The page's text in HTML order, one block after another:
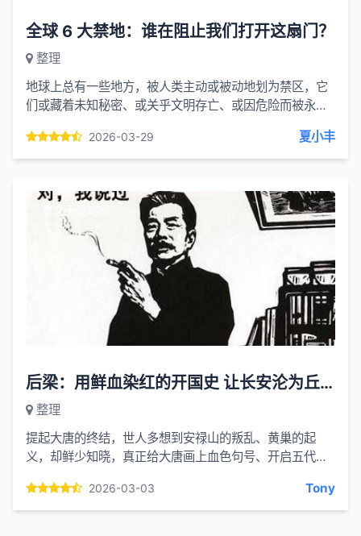
全球 6 大禁地：谁在阻止我们打开这扇门？
整理
地球上总有一些地方，被人类主动或被动地划为禁区，它
们或藏着未知秘密、或关乎文明存亡、或因危险而被永久
墟，这 6 大禁...2026-03-29 夏小丰
本文无缩略图
后梁：用鲜血染红的开国史 让长安沦为丘墟的暴力时代
整理
提起大唐的终结，世人多想到安禄山的叛乱、黄巢的起
义，却鲜少知晓，真正给大唐画上血色句号、开启五代十
并非简单的政...2026-03-03 Tony